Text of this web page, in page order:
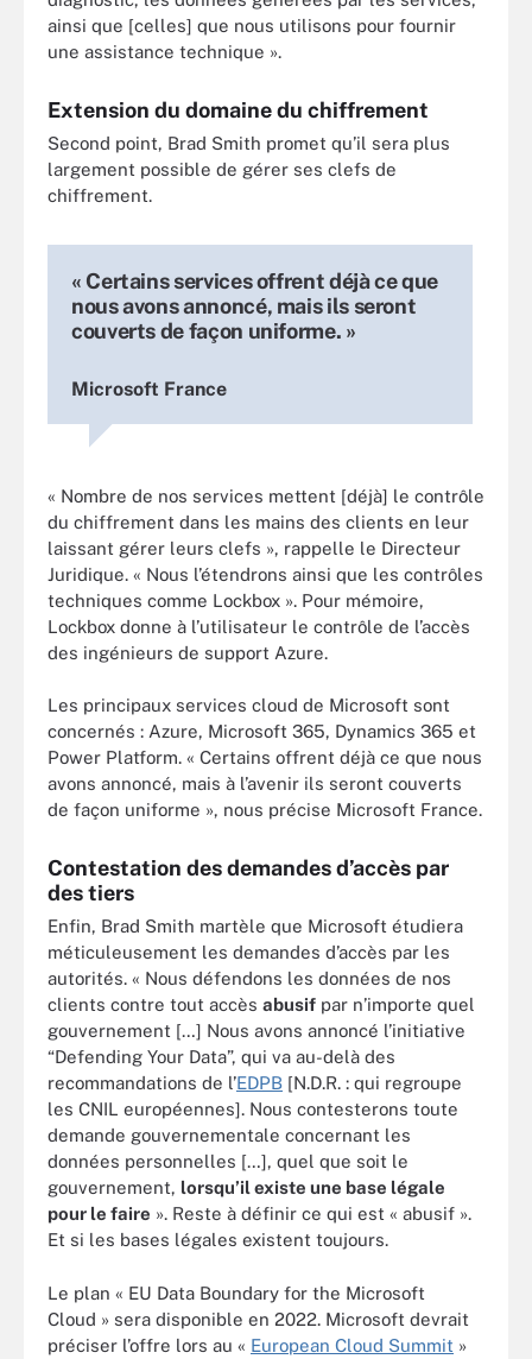
ainsi que [celles] que nous utilisons pour fournir
une assistance technique ».
Extension du domaine du chiffrement
Second point, Brad Smith promet qu’il sera plus
largement possible de gérer ses clefs de
chiffrement.
« Certains services offrent déjà ce que
nous avons annoncé, mais ils seront
couverts de façon uniforme. »
Microsoft France
« Nombre de nos services mettent [déjà] le contrôle
du chiffrement dans les mains des clients en leur
laissant gérer leurs clefs », rappelle le Directeur
Juridique. « Nous l’étendrons ainsi que les contrôles
techniques comme Lockbox ». Pour mémoire,
Lockbox donne à l’utilisateur le contrôle de l’accès
des ingénieurs de support Azure.
Les principaux services cloud de Microsoft sont
concernés : Azure, Microsoft 365, Dynamics 365 et
Power Platform. « Certains offrent déjà ce que nous
avons annoncé, mais à l’avenir ils seront couverts
de façon uniforme », nous précise Microsoft France.
Contestation des demandes d’accès par
des tiers
Enfin, Brad Smith martèle que Microsoft étudiera
méticuleusement les demandes d’accès par les
autorités. « Nous défendons les données de nos
clients contre tout accès abusif par n’importe quel
gouvernement […] Nous avons annoncé l’initiative
“Defending Your Data”, qui va au-delà des
recommandations de l’EDPB [N.D.R. : qui regroupe
les CNIL européennes]. Nous contesterons toute
demande gouvernementale concernant les
données personnelles […], quel que soit le
gouvernement, lorsqu’il existe une base légale
pour le faire ». Reste à définir ce qui est « abusif ».
Et si les bases légales existent toujours.
Le plan « EU Data Boundary for the Microsoft
Cloud » sera disponible en 2022. Microsoft devrait
préciser l’offre lors au « European Cloud Summit »